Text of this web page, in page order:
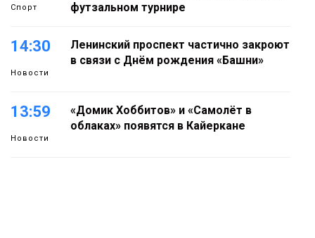
Спорт
футзальном турнире
14:30
Новости
Ленинский проспект частично закроют
в связи с Днём рождения «Башни»
13:59
Новости
«Домик Хоббитов» и «Самолёт в
облаках» появятся в Кайеркане